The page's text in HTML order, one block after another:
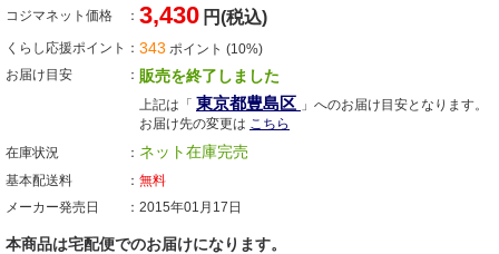
コジマネット価格 3,430 円(税込)
くらし応援ポイント 343 ポイント (10%)
お届け目安
販売を終了しました
上記は「 東京都豊島区 」へのお届け目安となります。
お届け先の変更は こちら
在庫状況
ネット在庫完売
基本配送料
無料
メーカー発売日
2015年01月17日
本商品は宅配便でのお届けになります。